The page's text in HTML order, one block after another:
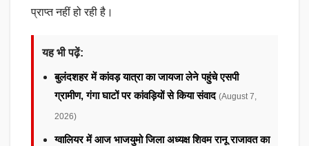
प्राप्त नहीं हो रही है।
यह भी पढ़ें:
बुलंदशहर में कांवड़ यात्रा का जायजा लेने पहुंचे एसपी
ग्रामीण, गंगा घाटों पर कांवड़ियों से किया संवाद (August 7,
2026)
ग्वालियर में आज भाजयुमो जिला अध्यक्ष शिवम रानू राजावत का